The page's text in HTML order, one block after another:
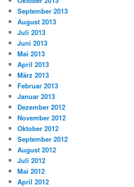
September 2013
August 2013
Juli 2013
Juni 2013
Mai 2013
April 2013
März 2013
Februar 2013
Januar 2013
Dezember 2012
November 2012
Oktober 2012
September 2012
August 2012
Juli 2012
Mai 2012
April 2012